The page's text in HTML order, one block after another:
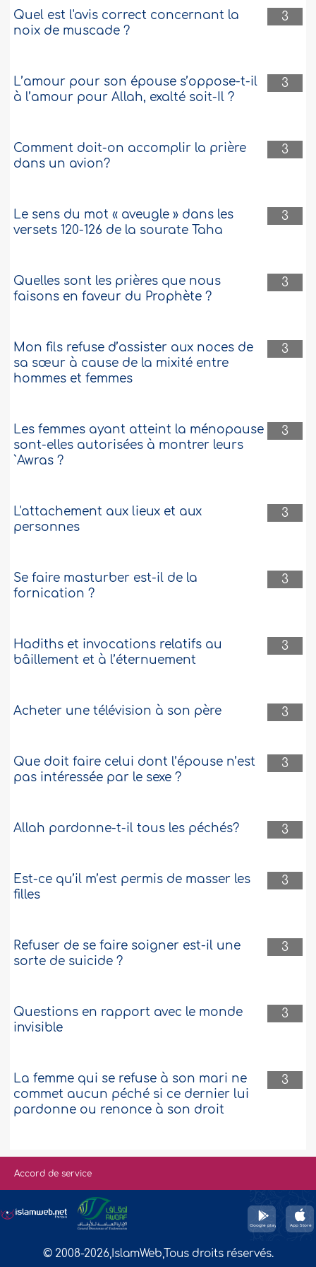
3
Quel est l'avis correct concernant la
noix de muscade ?
3
L’amour pour son épouse s’oppose-t-il
à l’amour pour Allah, exalté soit-Il ?
3
Comment doit-on accomplir la prière
dans un avion?
3
Le sens du mot « aveugle » dans les
versets 120-126 de la sourate Taha
3
Quelles sont les prières que nous
faisons en faveur du Prophète ?
3
Mon fils refuse d’assister aux noces de
sa sœur à cause de la mixité entre
hommes et femmes
3
Les femmes ayant atteint la ménopause
sont-elles autorisées à montrer leurs
`Awras ?
3
L'attachement aux lieux et aux
personnes
3
Se faire masturber est-il de la
fornication ?
3
Hadiths et invocations relatifs au
bâillement et à l’éternuement
3
Acheter une télévision à son père
3
Que doit faire celui dont l’épouse n’est
pas intéressée par le sexe ?
3
Allah pardonne-t-il tous les péchés?
3
Est-ce qu’il m’est permis de masser les
filles
3
Refuser de se faire soigner est-il une
sorte de suicide ?
3
Questions en rapport avec le monde
invisible
3
La femme qui se refuse à son mari ne
commet aucun péché si ce dernier lui
pardonne ou renonce à son droit
Accord de service
© 2008-2026,IslamWeb,Tous droits réservés.